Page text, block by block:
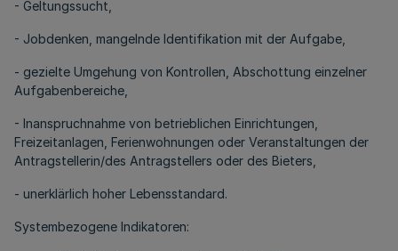
- Geltungssucht,
- Jobdenken, mangelnde Identifikation mit der Aufgabe,
- gezielte Umgehung von Kontrollen, Abschottung einzelner
Aufgabenbereiche,
- Inanspruchnahme von betrieblichen Einrichtungen,
Freizeitanlagen, Ferienwohnungen oder Veranstaltungen der
Antragstellerin/des Antragstellers oder des Bieters,
- unerklärlich hoher Lebensstandard.
Systembezogene Indikatoren: